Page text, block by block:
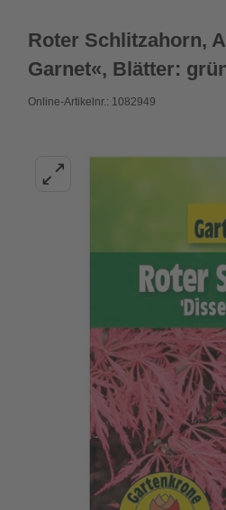
Roter Schlitzahorn,
Garnet«, Blätter:
Online-Artikelnr.: 1082949